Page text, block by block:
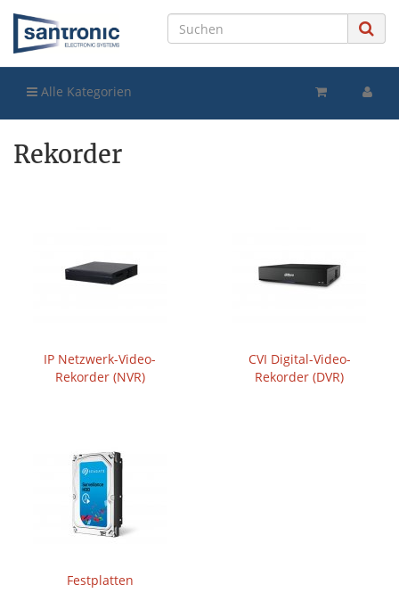
Alle Kategorien
Rekorder
IP Netzwerk-Video-
Rekorder (NVR)
CVI Digital-Video-
Rekorder (DVR)
Festplatten